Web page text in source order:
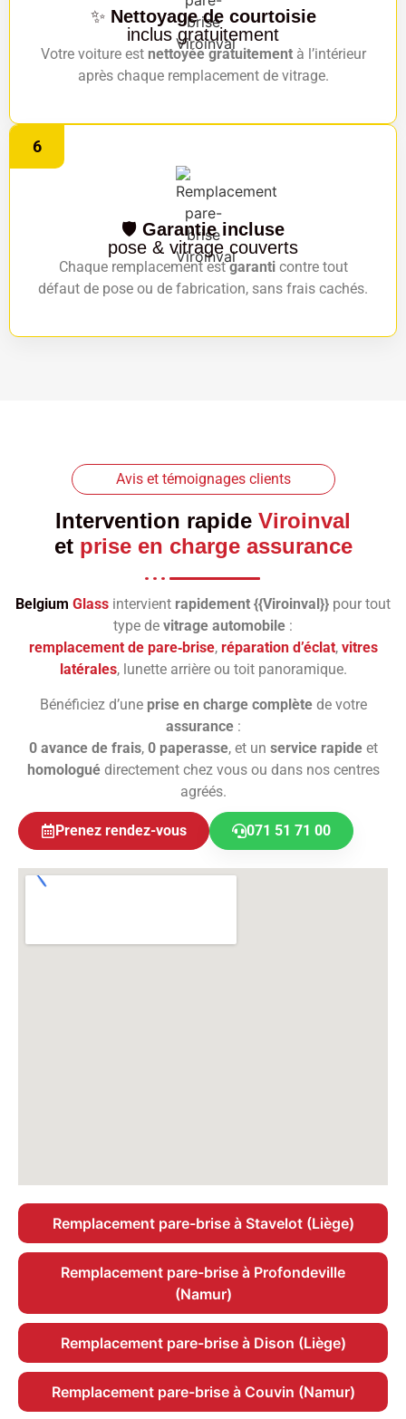
✨ Nettoyage de courtoisie
inclus gratuitement
Votre voiture est nettoyée gratuitementà l’intérieur
après chaque remplacement de vitrage.
6
🛡️ Garantie incluse
pose & vitrage couverts
Chaque remplacement estgaranticontre tout
défaut de pose ou de fabrication, sans frais cachés.
Avis et témoignages clients
Intervention rapide Viroinval
et prise en charge assurance
Belgium Glass intervient rapidement {{Viroinval}} pour tout
type de vitrage automobile :
remplacement de pare‑brise, réparation d’éclat, vitres
latérales, lunette arrière ou toit panoramique.
Bénéficiez d’une prise en charge complètede votre
assurance:
0 avance de frais, 0 paperasse, et un service rapideet
homologuédirectement chez vous ou dans nos centres
agréés.
Prenez rendez-vous 071 51 71 00
Remplacement pare-brise à Stavelot (Liège)
Remplacement pare-brise à Profondeville
(Namur)
Remplacement pare-brise à Dison (Liège)
Remplacement pare-brise à Couvin (Namur)